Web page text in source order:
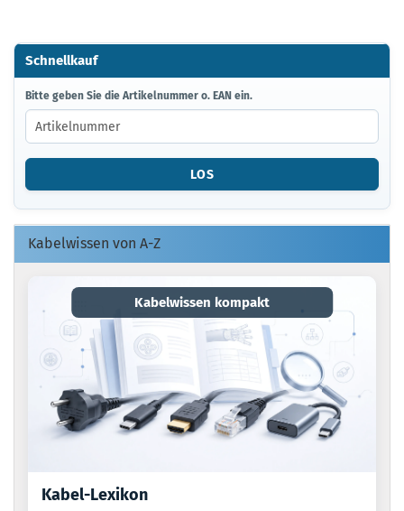
Schnellkauf
BITTE
GEBEN
SIE
DIE
ARTIKELNUMMER
EAN
EIN.
Bitte geben Sie die Artikelnummer o. EAN ein.
LOS
Kabelwissen von A-Z
Kabelwissen kompakt
Kabel-Lexikon